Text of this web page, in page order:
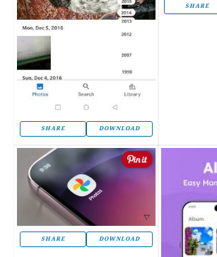
SHARE DOWNLOAD
SHARE
SHARE DOWNLOAD